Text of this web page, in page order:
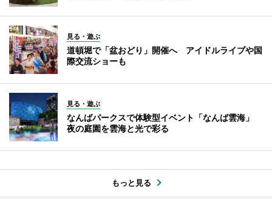
見る・遊ぶ
道頓堀で「盆おどり」開催へ アイドルライブや国
際交流ショーも
見る・遊ぶ
なんばパークスで体験型イベント「なんば雲海」
夜の庭園を雲海と光で彩る
もっと見る